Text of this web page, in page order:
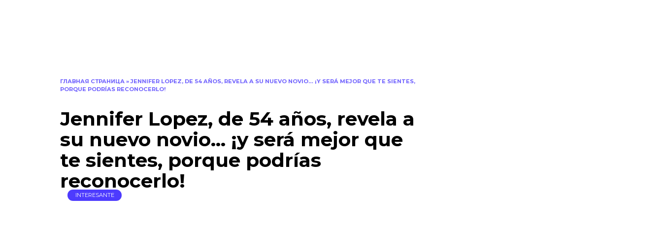
ГЛАВНАЯ СТРАНИЦА »JENNIFER LOPEZ, DE 54 AÑOS, REVELA A SU NUEVO NOVIO… ¡Y SERÁ MEJOR QUE TE SIENTES,
PORQUE PODRÍAS RECONOCERLO!
Jennifer Lopez, de 54 años, revela a
su nuevo novio… ¡y será mejor que
te sientes, porque podrías
reconocerlo!
INTERESANTE